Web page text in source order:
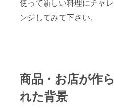
使って新しい料理にチャレ
ンジしてみて下さい。
商品・お店が作ら
れた背景